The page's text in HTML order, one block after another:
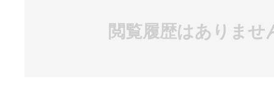
閲覧履歴はありませ